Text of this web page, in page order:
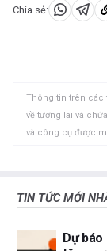
Chia sẻ:
Chia Chia
Thông tin trên các
về tương lai và
và công cụ được
hoặc sai sót trọng
rủi ro, bao gồm
TIN TỨC MỚI
Dự báo